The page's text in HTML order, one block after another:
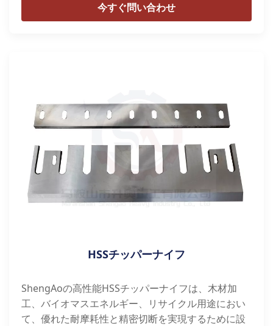
今すぐ問い合わせ
HSSチッパーナイフ
ShengAoの高性能HSSチッパーナイフは、木材加
工、バイオマスエネルギー、リサイクル用途におい
て、優れた耐摩耗性と精密切断を実現するために設